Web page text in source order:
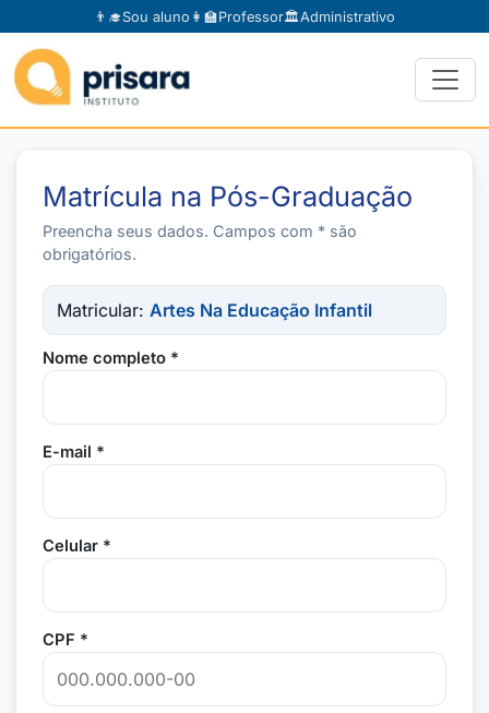
👨‍🎓Sou aluno 👩‍🏫Professor🏛️Administrativo
Matrícula na Pós-Graduação
Preencha seus dados. Campos com * são
obrigatórios.
Matricular: Artes Na Educação Infantil
Nome completo *
E-mail *
Celular *
CPF *